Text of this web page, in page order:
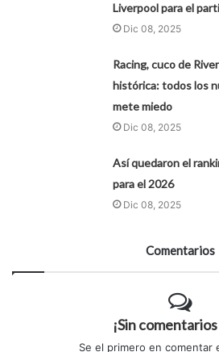
Liverpool para el
Dic 08, 2025
Racing, cuco de
histórica: todos los
mete miedo
Dic 08, 2025
Así quedaron el
para el 2026
Dic 08, 2025
Comentarios
¡Sin
Se el primero en comentar